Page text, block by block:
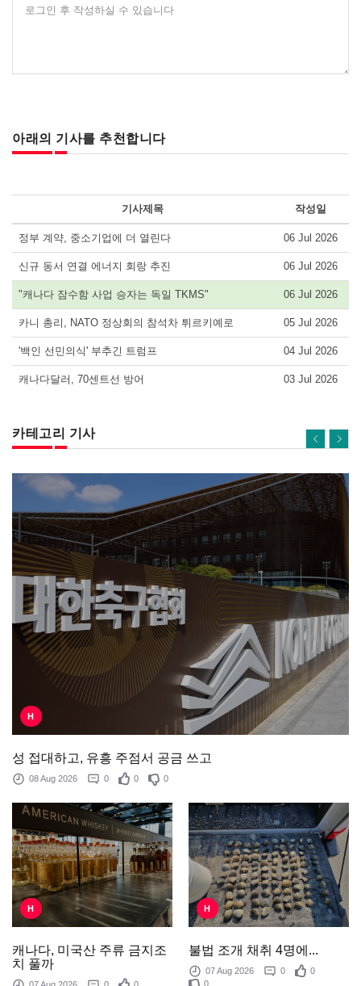
로그인 후 작성하실 수 있습니다
아래의 기사를 추천합니다
기사제목 작성일
정부 계약, 중소기업에 더 열린다 06 Jul 2026
신규 동서 연결 에너지 회랑 추진 06 Jul 2026
"캐나다 잠수함 사업 승자는 독일 TKMS" 06 Jul 2026
카니 총리, NATO 정상회의 참석차 튀르키예로 05 Jul 2026
'백인 선민의식' 부추긴 트럼프 04 Jul 2026
캐나다달러, 70센트선 방어 03 Jul 2026
카테고리 기사
H
성 접대하고, 유흥 주점서 공금 쓰고
08 Aug 2026 0 0 0
H
캐나다, 미국산 주류 금지조
치 풀까
H
불법 조개 채취 4명에...
07 Aug 2026 0
0
0